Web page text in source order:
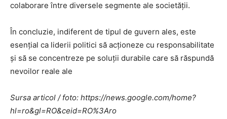
colaborare între diversele segmente ale societății.
În concluzie, indiferent de tipul de guvern ales, este
esențial ca liderii politici să acționeze cu responsabilitate
și să se concentreze pe soluții durabile care să răspundă
nevoilor reale ale
Sursa articol / foto: https://news.google.com/home?
hl=ro&gl=RO&ceid=RO%3Aro